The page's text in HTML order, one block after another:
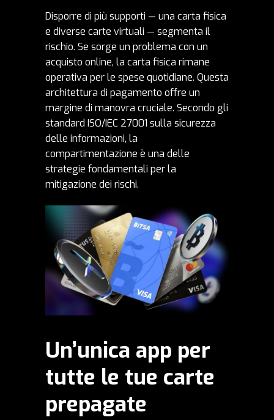
Disporre di più supporti — una carta fisica
e diverse carte virtuali — segmenta il
rischio. Se sorge un problema con un
acquisto online, la carta fisica rimane
operativa per le spese quotidiane. Questa
architettura di pagamento offre un
margine di manovra cruciale. Secondo gli
standard ISO/IEC 27001 sulla sicurezza
delle informazioni, la
compartimentazione è una delle
strategie fondamentali per la
mitigazione dei rischi.
Un’unica app per
tutte le tue carte
prepagate